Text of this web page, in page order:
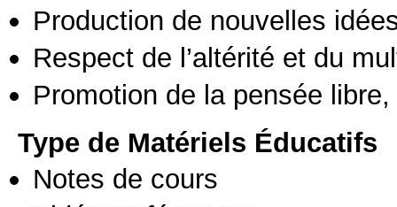
Production de nouvelles
Respect de l’altérité et du
Promotion de la pensée
Type de Matériels Éducatifs
Notes de cours